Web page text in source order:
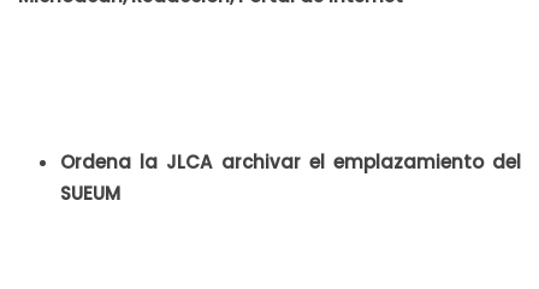
Ordena la JLCA archivar el emplazamiento del
SUEUM